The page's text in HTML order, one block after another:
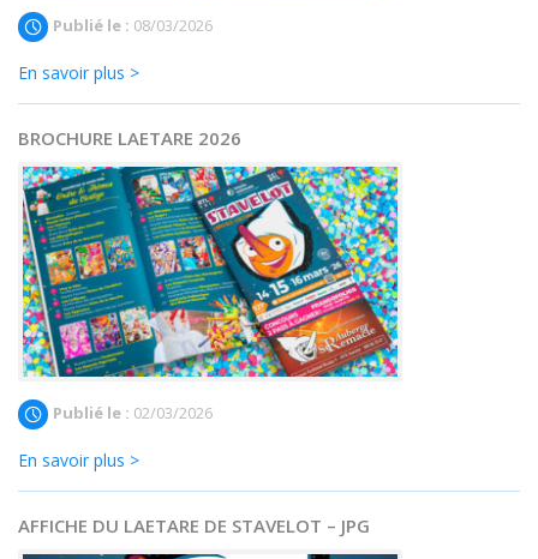
Publié le : 08/03/2026
En savoir plus >
BROCHURE LAETARE 2026
Publié le : 02/03/2026
En savoir plus >
AFFICHE DU LAETARE DE STAVELOT – JPG